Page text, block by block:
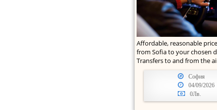
Affordable, reasonable
from Sofia to your chosen
Transfers to and from the
София
04/09/2026
0Лв.